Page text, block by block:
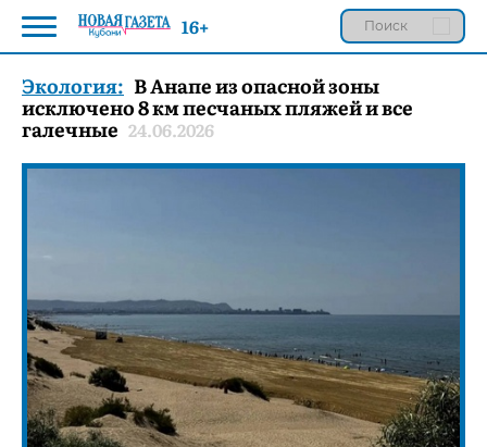
Экология: В Анапе из опасной зоны
исключено 8 км песчаных пляжей и все
галечные 24.06.2026
16+